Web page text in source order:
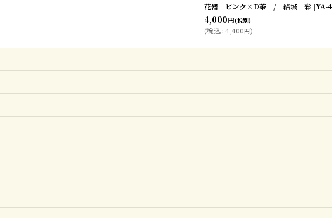
花器 ピンク×D茶 / 結城 彩 [YA-
4,000円(税別)
(税込: 4,400円)